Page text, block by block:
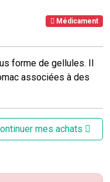
Médicament
forme de gellules. Il
associées à des
mes achats